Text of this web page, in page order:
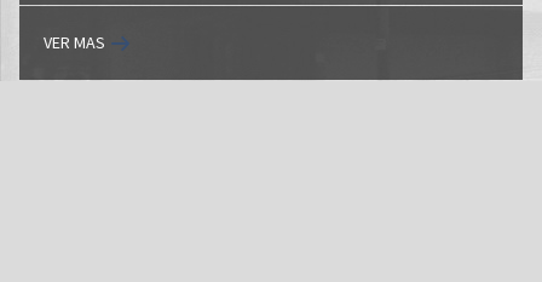
VER MAS